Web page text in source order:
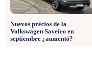
Nuevos precios de la
Volkswagen Saveiro en
septiembre ¿aumentó?